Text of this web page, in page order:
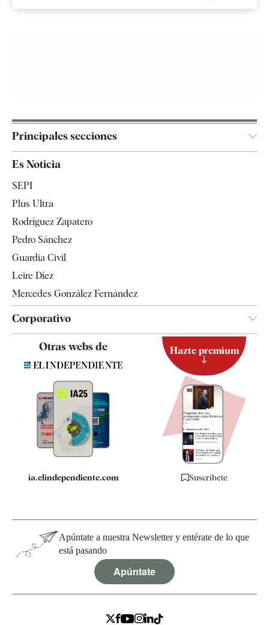
Principales secciones
España
Televisión
Es Noticia
SEPI
Plus Ultra
Rodríguez Zapatero
Pedro Sánchez
Guardia Civil
Leire Díez
Mercedes González Fernández
Corporativo
Contacto
Quiénes somos
Especificaciones
Otras webs de
ia.elindependiente.com
Hazte premium
Suscríbete
Apúntate a nuestra Newsletter y entérate de lo que
está pasando
Apúntate